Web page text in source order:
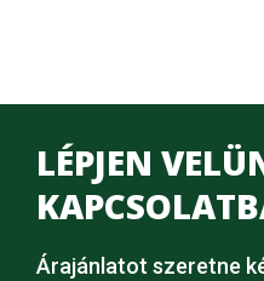
LÉPJEN
Árajánlatot szeretne